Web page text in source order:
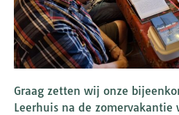
Graag zetten wij onze
Leerhuis na de zomervakantie